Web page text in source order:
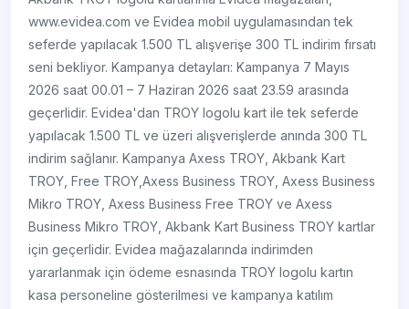
www.evidea.com ve Evidea mobil uygulamasından tek
seferde yapılacak 1.500 TL alışverişe 300 TL indirim fırsatı
seni bekliyor. Kampanya detayları: Kampanya 7 Mayıs
2026 saat 00.01 – 7 Haziran 2026 saat 23.59 arasında
geçerlidir. Evidea'dan TROY logolu kart ile tek seferde
yapılacak 1.500 TL ve üzeri alışverişlerde anında 300 TL
indirim sağlanır. Kampanya Axess TROY, Akbank Kart
TROY, Free TROY,Axess Business TROY, Axess Business
Mikro TROY, Axess Business Free TROY ve Axess
Business Mikro TROY, Akbank Kart Business TROY kartlar
için geçerlidir. Evidea mağazalarında indirimden
yararlanmak için ödeme esnasında TROY logolu kartın
kasa personeline gösterilmesi ve kampanya katılım